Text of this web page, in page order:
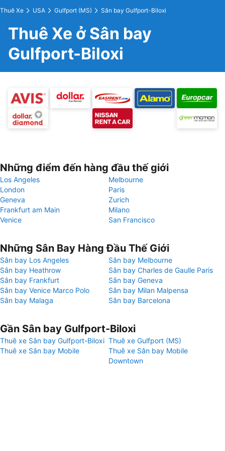
Thuê Xe USA Gulfport (MS) Sân bay Gulfport-Biloxi
Thuê Xe ở Sân bay
Gulfport-Biloxi
Những điểm đến hàng đầu thế giới
Los Angeles
Melbourne
London
Paris
Geneva
Zurich
Frankfurt am Main
Milano
Venice
San Francisco
Những Sân Bay Hàng Đầu Thế Giới
Sân bay Los Angeles
Sân bay Melbourne
Sân bay Heathrow
Sân bay Charles de Gaulle Paris
Sân bay Frankfurt
Sân bay Geneva
Sân bay Venice Marco Polo
Sân bay Milan Malpensa
Sân bay Malaga
Sân bay Barcelona
Gần Sân bay Gulfport-Biloxi
Thuê xe Sân bay Gulfport-Biloxi Thuê xe Gulfport (MS)
Thuê xe Sân bay Mobile
Thuê xe Sân bay Mobile
Downtown